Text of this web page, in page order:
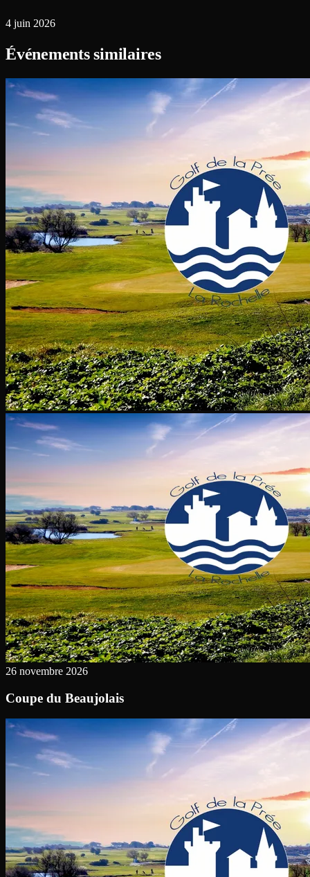
4 juin 2026
Événements similaires
26 novembre 2026
Coupe du Beaujolais